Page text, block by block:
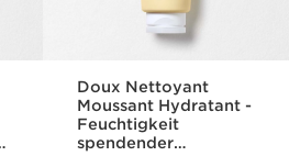
Doux Nettoyant
Moussant Hydratant -
Feuchtigkeit
spendender